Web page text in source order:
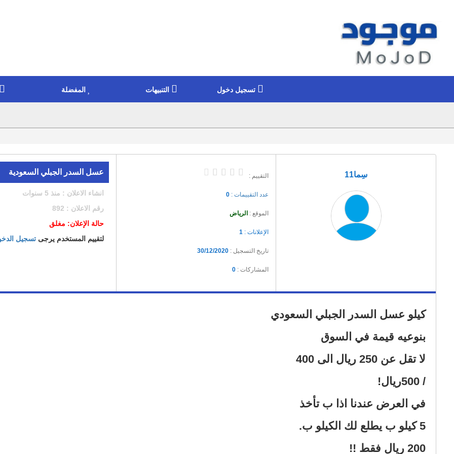
تسجيل دخول التنبيهات المفضلة
سِما11 التقييم :
عدد التقييمات : 0
الموقع : الرياض
الإعلانات : 1
تاريخ التسجيل : 30/12/2020
المشاركات : 0
عسل السدر الجبلي السعودية
انشاء الاعلان : منذ 5 سنوات
رقم الاعلان : 892
حالة الإعلان: مغلق
لتقييم المستخدم يرجىتسجيل